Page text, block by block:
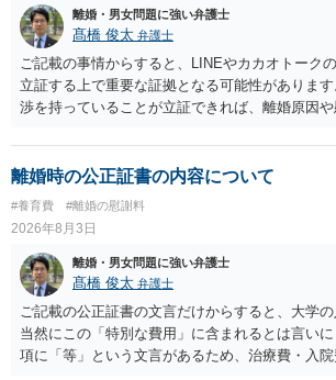
離婚・男女問題に強い弁護士
髙橋 俊太 弁護士
ご記載の事情からすると、LINEやカカオトーク
立証する上で重要な証拠となる可能性がありま
渉を持っていることが立証できれば、離婚原因
性的関係を継続しているのであれば、その期間
できるだけ保存しておくことをお勧めいたしま
がある＝財産分与でも多くもらえる」「当然に
いう関係にはありません。まず、財産分与は、基
中に形成した財産を清算する制度ですので、不
に、預貯金、不動産、保険、退職金等の資料を確
要です。また、子の親権については、夫婦間の責
「どのような形がお子様の利益になるか」とい
め、未就学のお子様について貴方が主として養育
ば、保育園等への送迎、食事・入浴・寝かしつけ
通院や予防接種への対応、保育園との連絡、夫
離婚時の公正証書の内容について
#養育費 #離婚の慰謝料
2026年8月3日
離婚・男女問題に強い弁護士
髙橋 俊太 弁護士
ご記載の公正証書の文言だけからすると、大学
当然にこの「特別な費用」に含まれるとは言い
項に「等」という文言があるため、治療費・入